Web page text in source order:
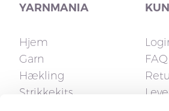
YARNMANIA
Hjem
Garn
Hækling
Strikkekits